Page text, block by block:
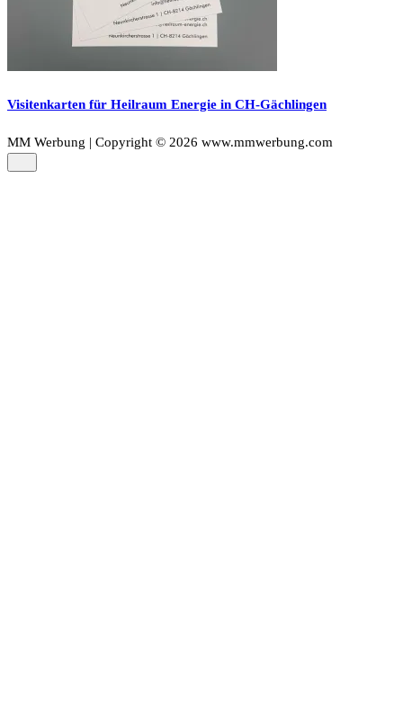
Visitenkarten für Heilraum Energie in CH-Gächlingen
MM Werbung | Copyright © 2026 www.mmwerbung.com